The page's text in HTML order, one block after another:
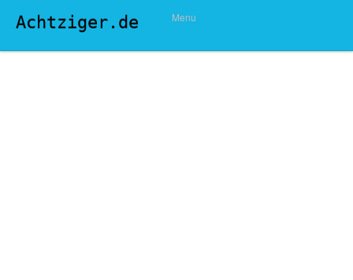
Achtziger.de Menu